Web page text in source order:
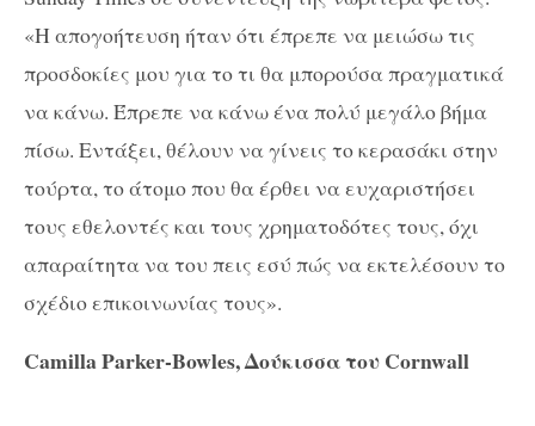
«Η απογοήτευση ήταν ότι έπρεπε να μειώσω τις
προσδοκίες μου για το τι θα μπορούσα πραγματικά
να κάνω. Έπρεπε να κάνω ένα πολύ μεγάλο βήμα
πίσω. Εντάξει, θέλουν να γίνεις το κερασάκι στην
τούρτα, το άτομο που θα έρθει να ευχαριστήσει
τους εθελοντές και τους χρηματοδότες τους, όχι
απαραίτητα να του πεις εσύ πώς να εκτελέσουν το
σχέδιο επικοινωνίας τους».
Camilla Parker-Bowles, Δούκισσα του Cornwall